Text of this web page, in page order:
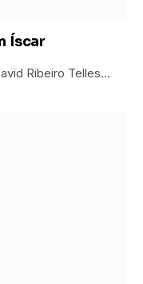
Íscar
Ribeiro Telles…